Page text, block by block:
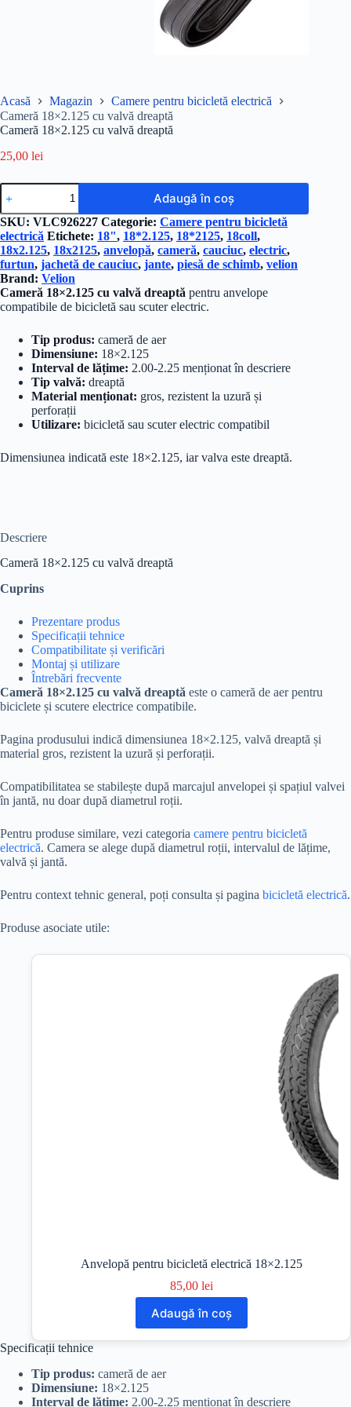
Acasă Magazin
Camere pentru bicicletă electrică
Cameră 18×2.125 cu valvă dreaptă
Cameră 18×2.125 cu valvă dreaptă
25,00 lei
Cantitate
Cameră
18x2.125
cu
valvă
dreaptă
Adaugă în coș
SKU: VLC926227 Categorie: Camere pentru bicicletă
electrică Etichete: 18", 18*2.125, 18*2125, 18coll,
18x2.125, 18x2125, anvelopă, cameră, cauciuc, electric,
furtun, jachetă de cauciuc, jante, piesă de schimb, velion
Brand: Velion
Cameră 18×2.125 cu valvă dreaptă pentru anvelope
compatibile de bicicletă sau scuter electric.
Tip produs: cameră de aer
Dimensiune: 18×2.125
Interval de lățime: 2.00-2.25 menționat în descriere
Tip valvă: dreaptă
Material menționat: gros, rezistent la uzură și
perforații
Utilizare: bicicletă sau scuter electric compatibil
Dimensiunea indicată este 18×2.125, iar valva este dreaptă.
Descriere
Cameră 18×2.125 cu valvă dreaptă
Cuprins
Prezentare produs
Specificații tehnice
Compatibilitate și verificări
Montaj și utilizare
Întrebări frecvente
Cameră 18×2.125 cu valvă dreaptă este o cameră de aer pentru
biciclete și scutere electrice compatibile.
Pagina produsului indică dimensiunea 18×2.125, valvă dreaptă și
material gros, rezistent la uzură și perforații.
Compatibilitatea se stabilește după marcajul anvelopei și spațiul valvei
în jantă, nu doar după diametrul roții.
Pentru produse similare, vezi categoria camere pentru bicicletă
electrică. Camera se alege după diametrul roții, intervalul de lățime,
valvă și jantă.
Pentru context tehnic general, poți consulta și pagina bicicletă electrică.
Produse asociate utile:
Anvelopă pentru bicicletă electrică 18×2.125
85,00 lei
Adaugă în coș
Specificații tehnice
Tip produs: cameră de aer
Dimensiune: 18×2.125
Interval de lățime: 2.00-2.25 menționat în descriere